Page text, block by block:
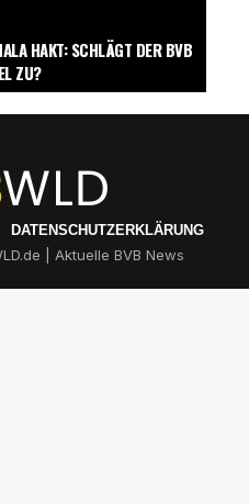
HAKT: SCHLÄGT DER BVB
ZU?
DATENSCHUTZERKLÄRUNG
| Aktuelle BVB News